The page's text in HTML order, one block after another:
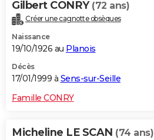
Gilbert CONRY (72 ans)
Créer une cagnotte obsèques
Naissance
19/10/1926 au Planois
Décès
17/01/1999 à Sens-sur-Seille
Famille CONRY
Micheline LE SCAN (74 ans)